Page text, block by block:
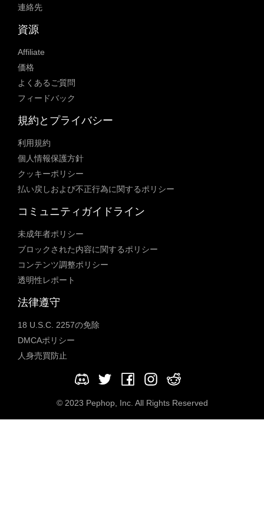
連絡先
資源
Affiliate
価格
よくあるご質問
フィードバック
規約とプライバシー
利用規約
個人情報保護方針
クッキーポリシー
払い戻しおよび不正行為に関するポリシー
コミュニティガイドライン
未成年者ポリシー
ブロックされた内容に関するポリシー
コンテンツ調整ポリシー
透明性レポート
法律遵守
18 U.S.C. 2257の免除
DMCAポリシー
人身売買防止
© 2023 Pephop, Inc. All Rights Reserved